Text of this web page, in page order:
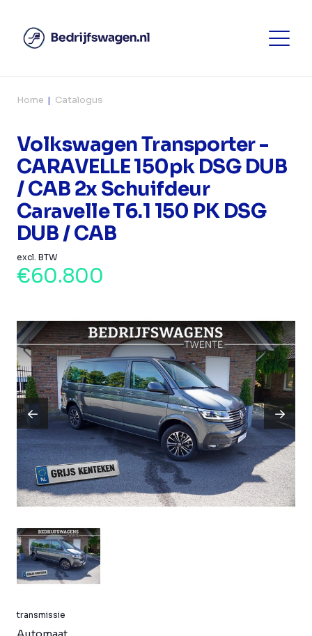
Home Catalogus
Volkswagen Transporter -
CARAVELLE 150pk DSG DUB
/ CAB 2x Schuifdeur
Caravelle T6.1 150 PK DSG
DUB / CAB
excl. BTW
€60.800
transmissie